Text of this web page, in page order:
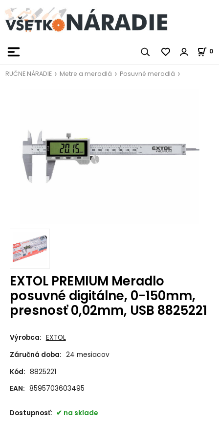
0
RUČNE NÁRADIE Metre a meradlá Posuvné meradlá
EXTOL PREMIUM Meradlo
posuvné digitálne, 0-150mm,
presnosť 0,02mm, USB 8825221
Výrobca: EXTOL
Záručná doba: 24 mesiacov
Kód: 8825221
EAN: 8595703603495
Dostupnosť: na sklade